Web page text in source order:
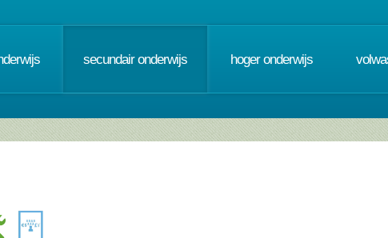
secundair onderwijs hoger onderwijs